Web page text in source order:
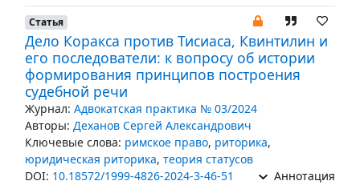
Статья
Дело Коракса против Тисиаса, Квинтилин и
его последователи: к вопросу об истории
формирования принципов построения
судебной речи
Журнал: Адвокатская практика № 03/2024
Авторы: Деханов Сергей Александрович
Ключевые слова: римское право, риторика,
юридическая риторика, теория статусов
DOI: 10.18572/1999-4826-2024-3-46-51 Аннотация